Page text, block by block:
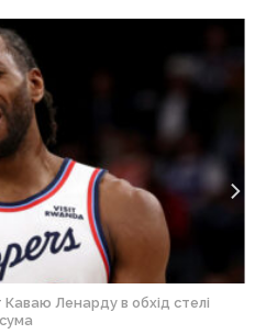
Ленарду в обхід стелі